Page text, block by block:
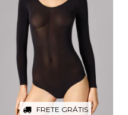
FRETE GRÁTIS